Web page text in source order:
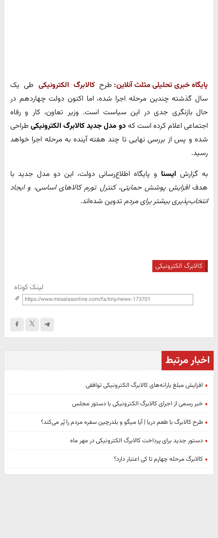
پایگاه خبری تحلیلی مثلث آنلاین: طرحکالابرگ الکترونیکی طی یک
سال گذشته چندین مرحله اجرا شده، اما اکنون دولت چهاردهم در
حال بازنگری جدی در این سیاست است. وزیر تعاون، کار و رفاه
اجتماعی اعلام کرده است که دو مدل جدید کالابرگ الکترونیکیطراحی
شده و پس از بررسی نهایی تا چند هفته آینده به مرحله اجرا خواهد
رسید.
به گزارش ایسنا و پایگاه اطلاع‌رسانی دولت، این دو مدل جدید با
هدفافزایش پوشش حمایتی، کنترل تورم کالاهای اساسی، و ایجاد
انتخاب‌پذیری بیشتر برای مردم تدوین شده‌اند.
کالابرگ الکترونیکی
لینک کوتاه
اخبار مرتبط
افزایش مبلغ یارانه‌های کالابرگ الکترونیکی توافقی
خبر رسمی از اجرای کالابرگ الکترونیکی با دستور مجلس
طرح کالابرگ با طعم دریا | آیا میگو و بلدرچین سفره مردم را پُر می‌کند؟
دستور جدید برای پرداخت کالابرگ الکترونیکی در مهر ماه
کالابرگ مرحله چهارم تا کی اعتبار دارد؟